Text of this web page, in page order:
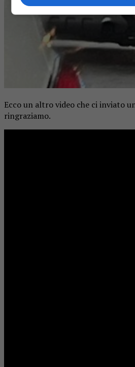
Ecco un altro video che ci inviato
ringraziamo.